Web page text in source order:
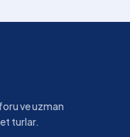
ve uzman
turlar.